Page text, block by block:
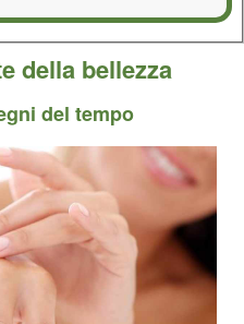
della bellezza
del tempo